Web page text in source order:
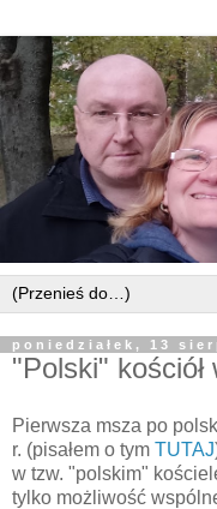
poniedziałek, 13
"Polski" kościół
Pierwsza msza po
r. (pisałem o tym TUTAJ
w tzw. "polskim"
tylko możliwość